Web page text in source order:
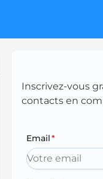
Inscrivez-vous
contacts en
Email*